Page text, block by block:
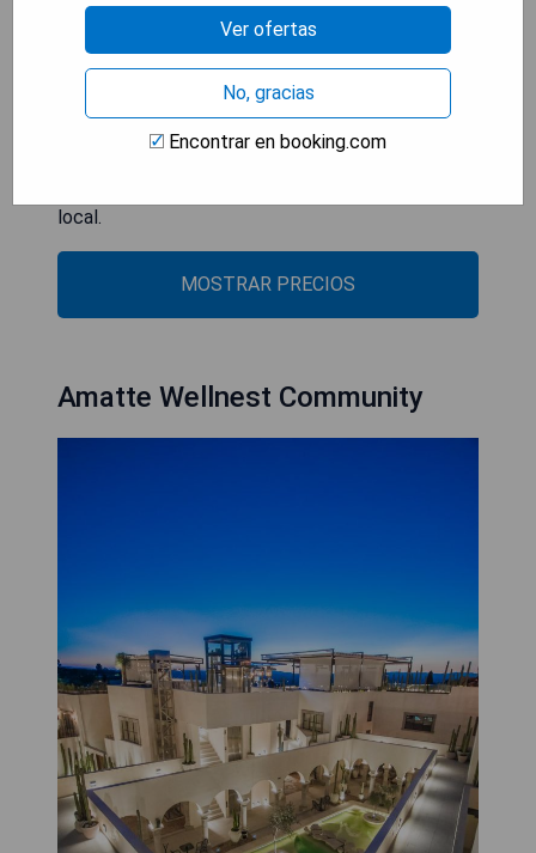
- Jardín extenso y piscina para relajarse.
- Desayuno buffet incluido en el restaurante.
- Ubicación céntrica cerca de atracciones
- Conexión Wi-Fi gratuita en todo el
local.
MOSTRAR PRECIOS
Amatte Wellnest Community
Ver ofertas
No, gracias
Encontrar en booking.com